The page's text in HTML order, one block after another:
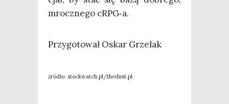
mrocz­ne­go cRPG‑a.
Przy­go­to­wał Oskar Grzelak
źró­dło: stockwatch.pl/thedust.pl